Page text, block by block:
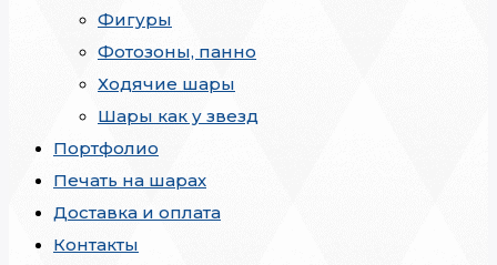
Фигуры
Фотозоны, панно
Ходячие шары
Шары как у звезд
Портфолио
Печать на шарах
Доставка и оплата
Контакты